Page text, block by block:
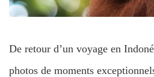
De retour d’un voyage en
photos de moments